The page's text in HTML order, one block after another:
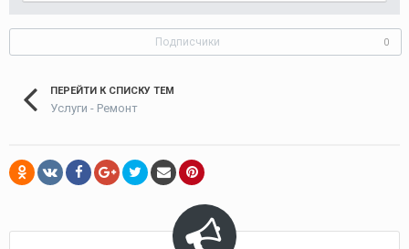
Подписчики 0
ПЕРЕЙТИ К СПИСКУ ТЕМ
Услуги - Ремонт